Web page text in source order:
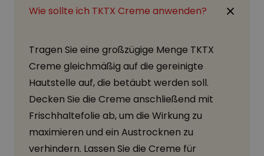
Wie sollte ich TKTX Creme anwenden?
Tragen Sie eine großzügige Menge TKTX
Creme gleichmäßig auf die gereinigte
Hautstelle auf, die betäubt werden soll.
Decken Sie die Creme anschließend mit
Frischhaltefolie ab, um die Wirkung zu
maximieren und ein Austrocknen zu
verhindern. Lassen Sie die Creme für